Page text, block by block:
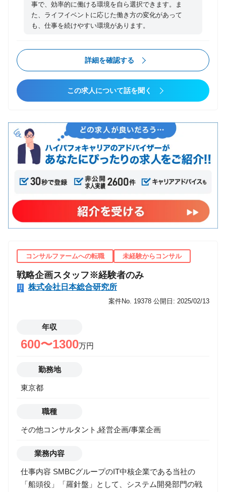
事で、効率的に働ける環境を自ら選択できます。ま
た、ライフイベントに応じた働き方の変化があって
も、仕事を続けやすい環境があります。
詳細を確認する
この求人について話を聞く
コンサルファームへの転職 未経験からコンサル
戦略企画スタッフ※経験者のみ
株式会社日本総合研究所
案件No. 19378 公開日: 2025/02/13
年収
600〜1300万円
勤務地
東京都
職種
その他コンサルタント,経営企画/事業企画
業務内容
仕事内容 SMBCグループのIT中核企業である当社の
「船頭役」「羅針盤」として、システム開発部門の戦